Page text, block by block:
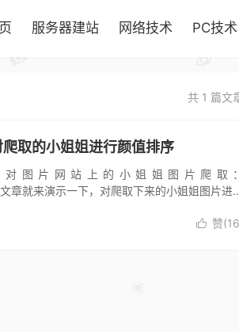
服务器建站 网络技术 PC技术
共 1 篇文
取的小姐姐进行颜值排序
图片网站上的小姐姐图片爬取
就来演示一下，对爬取下来的小姐姐图片进
 赞(16